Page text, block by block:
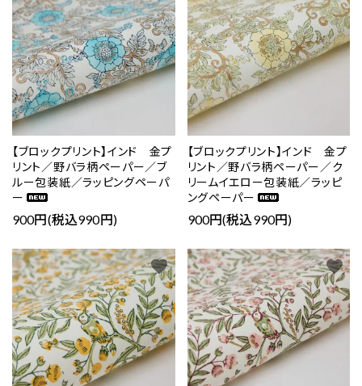
【ブロックプリント】インド 金プ
リント／野バラ柄ペーパー／ブ
ルー包装紙／ラッピングペーパ
ー
900円(税込990円)
【ブロックプリント】インド 金プ
リント／野バラ柄ペーパー／ク
リームイエロー包装紙／ラッピ
ングペーパー
900円(税込990円)
favorite favorite